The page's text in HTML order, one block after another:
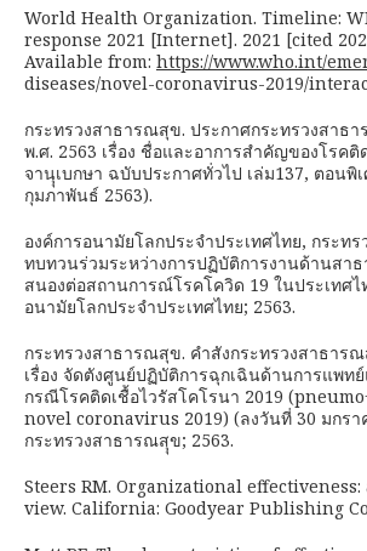
World Health Organization. Timeline:
response 2021 [Internet]. 2021 [cited
Available from: https://www.who.int/
diseases/novel-coronavirus-2019/
กระทรวงสาธารณสุข. ประกาศกระทรวงสาธ
พ.ศ. 2563 เรื่อง ชื่อและอาการสำคัญของโรค
จานุุเบกษา ฉบับประกาศทั่วไป เล่ม137, ตอนพิ
กุมภาพันธ์ 2563).
องค์การอนามัยโลกประจำประเทศไทย, กระท
ทบทวนร่วมระหว่างการปฏิบัติการงานด้านสา
สนองต่อสถานการณ์โรคโควิด 19 ในประเทศไ
อนามัยโลกประจำประเทศไทย; 2563.
กระทรวงสาธารณสุข. คำสังกระทรวงสาธาร
เรื่อง จัดตังศูนย์ปฏิบัติการฉุกเฉินด้านการแพ
กรณีโรคติดเชื้อไวรัสโคโรนา 2019
novel coronavirus 2019) (ลงวันที่ 30 มกรา
กระทรวงสาธารณสุุข; 2563.
Steers RM. Organizational
view. California: Goodyear Publishing